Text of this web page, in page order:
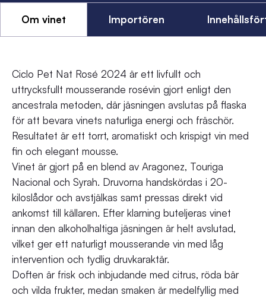
Om vinet Importören
Ciclo Pet Nat Rosé 2024 är ett livfullt och
uttrycksfullt mousserande rosévin gjort enligt den
ancestrala metoden, där jäsningen avslutas på flaska
för att bevara vinets naturliga energi och fräschör.
Resultatet är ett torrt, aromatiskt och krispigt vin med
fin och elegant mousse.
Vinet är gjort på en blend av Aragonez, Touriga
Nacional och Syrah. Druvorna handskördas i 20-
kiloslådor och avstjälkas samt pressas direkt vid
ankomst till källaren. Efter klarning buteljeras vinet
innan den alkoholhaltiga jäsningen är helt avslutad,
vilket ger ett naturligt mousserande vin med låg
intervention och tydlig druvkaraktär.
Doften är frisk och inbjudande med citrus, röda bär
och vilda frukter, medan smaken är medelfyllig med